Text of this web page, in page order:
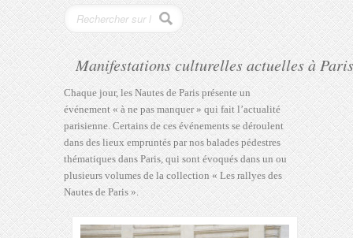
Manifestations culturelles actuelles à Paris
Chaque jour, les Nautes de Paris présente un
événement « à ne pas manquer » qui fait l’actualité
parisienne. Certains de ces événements se déroulent
dans des lieux empruntés par nos balades pédestres
thématiques dans Paris, qui sont évoqués dans un ou
plusieurs volumes de la collection « Les rallyes des
Nautes de Paris ».